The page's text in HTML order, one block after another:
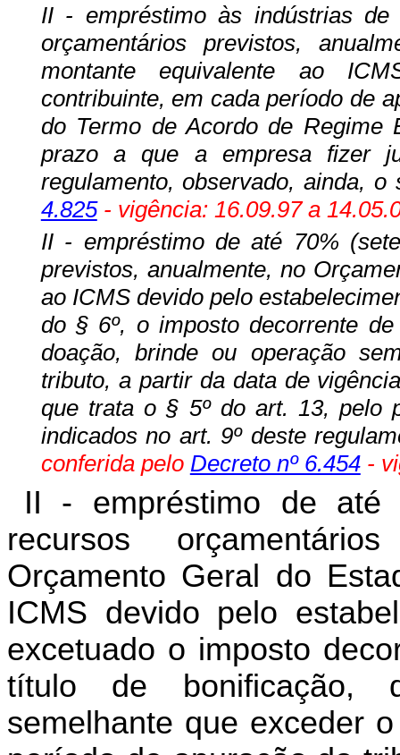
II - empréstimo às indústrias
orçamentários previstos,
montante equivalente ao
contribuinte, em cada período de
do Termo de Acordo de
prazo a que a empresa fizer
regulamento, observado, ainda,
4.825- vigência: 16.09.97 a
II - empréstimo de até 70%
previstos, anualmente, no
ao ICMS devido pelo
do § 6º, o imposto decorrente
doação, brinde ou operação
tributo, a partir da data de
que trata o § 5º do art. 13, pelo
indicados no art. 9º deste
conferida pelo Decreto nº 6.454-
II - empréstimo de até
recursos
Orçamento Geral do
ICMS devido pelo
excetuado o imposto
título de bonificação,
semelhante que exceder